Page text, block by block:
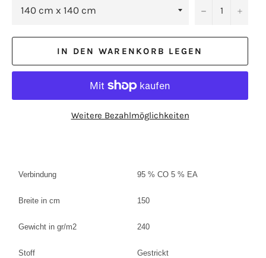
− +
IN DEN WARENKORB LEGEN
Weitere Bezahlmöglichkeiten
Verbindung 95 % CO 5 % EA
Breite in cm 150
Gewicht in gr/m2 240
Stoff Gestrickt